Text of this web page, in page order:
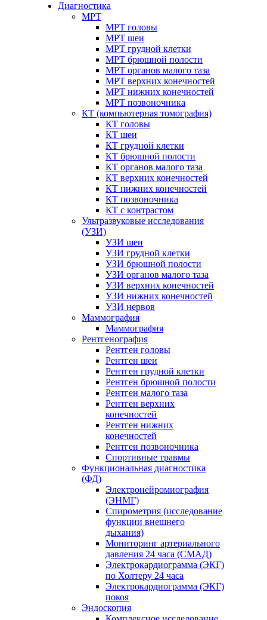
Диагностика
МРТ
МРТ головы
МРТ шеи
МРТ грудной клетки
МРТ брюшной полости
МРТ органов малого таза
МРТ верхних конечностей
МРТ нижних конечностей
МРТ позвоночника
КТ (компьютерная томография)
КТ головы
КТ шеи
КТ грудной клетки
КТ брюшной полости
КТ органов малого таза
КТ верхних конечностей
КТ нижних конечностей
КТ позвоночника
КТ с контрастом
Ультразвуковые исследования
(УЗИ)
УЗИ шеи
УЗИ грудной клетки
УЗИ брюшной полости
УЗИ органов малого таза
УЗИ верхних конечностей
УЗИ нижних конечностей
УЗИ нервов
Маммография
Маммография
Рентгенография
Рентген головы
Рентген шеи
Рентген грудной клетки
Рентген брюшной полости
Рентген малого таза
Рентген верхних
конечностей
Рентген нижних
конечностей
Рентген позвоночника
Спортивные травмы
Функциональная диагностика
(ФД)
Электронейромиография
(ЭНМГ)
Спирометрия (исследование
функции внешнего
дыхания)
Мониторинг артериального
давления 24 часа (СМАД)
Электрокардиограмма (ЭКГ)
по Холтеру 24 часа
Электрокардиограмма (ЭКГ)
покоя
Эндоскопия